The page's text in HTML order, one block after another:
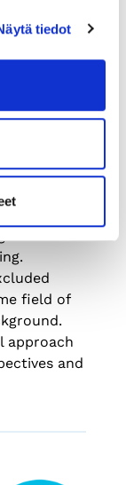
tiedot
between
field of
approach
and